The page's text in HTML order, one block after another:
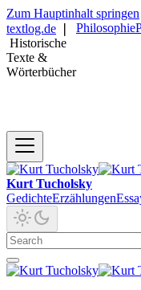
Zum Hauptinhalt springen
textlog.de
Historische
Texte &
Wörterbücher
Philosophie
Kurt Tucholsky
GedichteErzählungen